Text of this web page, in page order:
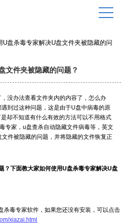
U盘杀毒专家解决U盘文件夹被隐藏的问
文件夹被隐藏的问题？
没办法查看文件夹内的内容了，怎么办
到过这种问题，这是由于U盘中病毒的原
却不知道有什么有效的方法可以不用格式
专家，u盘查杀自动隐藏文件病毒等，英文
件被隐藏的问题，并将隐藏的文件恢复正
？下面教大家如何使用U盘杀毒专家解决U盘
杀毒专家软件，如果您还没有安装，可以点击
xiazai.html